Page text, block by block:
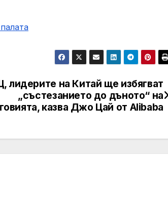
лидерите на Китай ще избягват
„състезанието до дъното“ на
казва Джо Цай от Alibaba